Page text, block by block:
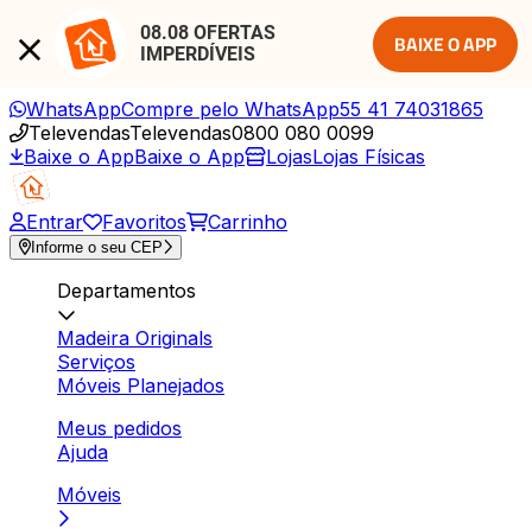
08.08 OFERTAS
IMPERDÍVEIS
BAIXE O APP
WhatsAppCompre pelo WhatsApp55 41 74031865
TelevendasTelevendas0800 080 0099
Baixe o AppBaixe o App LojasLojas Físicas
Entrar Favoritos Carrinho
Informe o seu CEP
Departamentos
Madeira Originals
Serviços
Móveis Planejados
Meus pedidos
Ajuda
Móveis